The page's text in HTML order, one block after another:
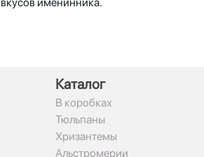
Каталог
В коробках
Тюльпаны
Хризантемы
Альстромерии